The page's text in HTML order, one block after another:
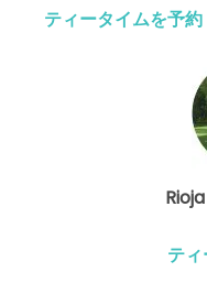
ティータイムを予約
テ